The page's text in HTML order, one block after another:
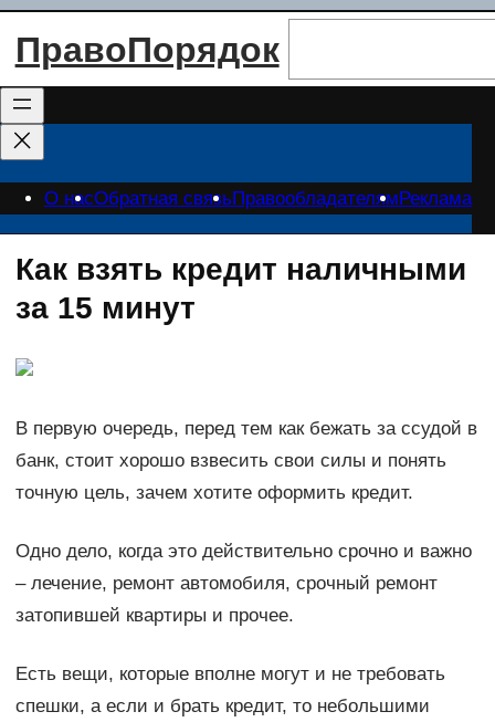
Перейти
ПравоПорядок
О насОбратная связьПравообладателямРеклама
Как взять кредит наличными
за 15 минут
В первую очередь, перед тем как бежать за ссудой в
банк, стоит хорошо взвесить свои силы и понять
точную цель, зачем хотите оформить кредит.
Одно дело, когда это действительно срочно и важно
– лечение, ремонт автомобиля, срочный ремонт
затопившей квартиры и прочее.
Есть вещи, которые вполне могут и не требовать
спешки, а если и брать кредит, то небольшими